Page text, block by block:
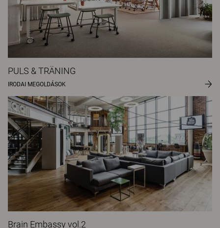
PULS & TRÄNING
IRODAI MEGOLDÁSOK
Brain Embassy vol.2